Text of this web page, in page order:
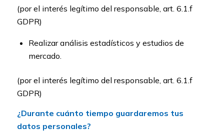
(por el interés legítimo del responsable, art. 6.1.f
GDPR)
Realizar análisis estadísticos y estudios de
mercado.
(por el interés legítimo del responsable, art. 6.1.f
GDPR)
¿Durante cuánto tiempo guardaremos tus
datos personales?